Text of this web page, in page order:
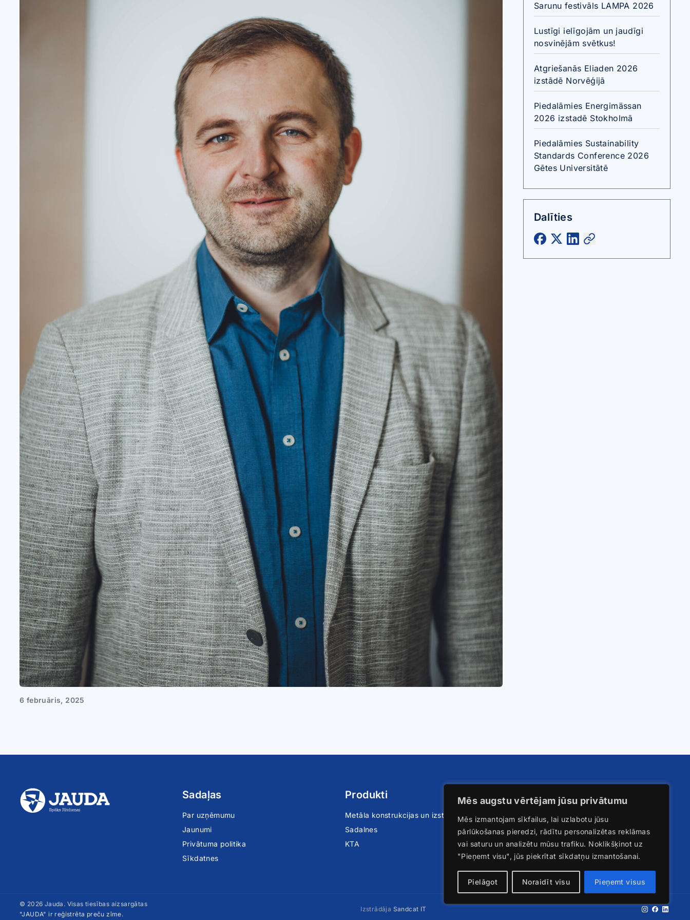
Mēs augstu vērtējam jūsu privātumu
Mēs izmantojam sīkfailus, lai uzlabotu jūsu
pārlūkošanas pieredzi, rādītu personalizētas reklāmas
vai saturu un analizētu mūsu trafiku. Noklikšķinot uz
"Pieņemt visu", jūs piekrītat sīkdatņu izmantošanai.
Pielāgot Noraidīt visu Pieņemt visus
Sadalnes pēc individuāla
pasūtījuma
6 februāris, 2025
Sarunu festivāls LAMPA 2026
Lustīgi ielīgojām un jaudīgi
nosvinējām svētkus!
Atgriešanās Eliaden 2026
izstādē Norvēģijā
Piedalāmies Energimässan
2026 izstadē Stokholmā
Piedalāmies Sustainability
Standards Conference 2026
Gētes Universitātē
Dalīties
Sadaļas
Par uzņēmumu
Jaunumi
Privātuma politika
Sīkdatnes
Produkti
Metāla konstrukcijas un izstrādājumi
Sadalnes
KTA
Sazināties ar mums
Krustpils iela 119A
Rīga, LV-1057
info@jauda.com
© 2026 Jauda. Visas tiesības aizsargātas
"JAUDA" ir reģistrēta preču zīme.
Izstrādāja Sandcat IT